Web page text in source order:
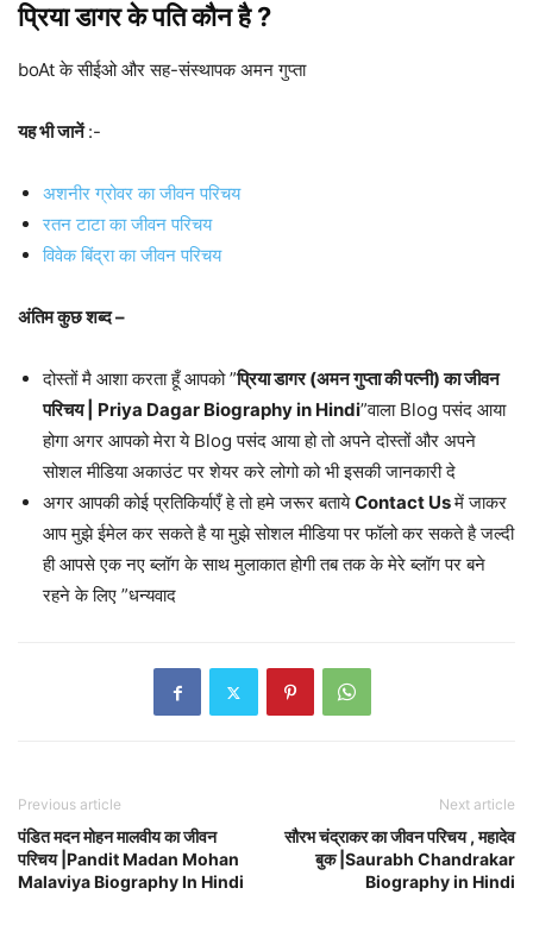
प्रिया डागर के पति कौन है ?
boAt के सीईओ और सह-संस्थापक अमन गुप्ता
यह भी जानें:-
अशनीर ग्रोवर का जीवन परिचय
रतन टाटा का जीवन परिचय
विवेक बिंद्रा का जीवन परिचय
अंतिम कुछ शब्द –
दोस्तों मै आशा करता हूँ आपको ”प्रिया डागर (अमन गुप्ता की पत्नी) का जीवन
परिचय | Priya Dagar Biography in Hindi”वाला Blog पसंद आया
होगा अगर आपको मेरा ये Blog पसंद आया हो तो अपने दोस्तों और अपने
सोशल मीडिया अकाउंट पर शेयर करे लोगो को भी इसकी जानकारी दे
अगर आपकी कोई प्रतिकिर्याएँ हे तो हमे जरूर बतायेContact Usमें जाकर
आप मुझे ईमेल कर सकते है या मुझे सोशल मीडिया पर फॉलो कर सकते है जल्दी
ही आपसे एक नए ब्लॉग के साथ मुलाकात होगी तब तक के मेरे ब्लॉग पर बने
रहने के लिए ”धन्यवाद
Previous article
पंडित मदन मोहन मालवीय का जीवन
परिचय |Pandit Madan Mohan
Malaviya Biography In Hindi
Next article
सौरभ चंद्राकर का जीवन परिचय , महादेव
बुक |Saurabh Chandrakar
Biography in Hindi